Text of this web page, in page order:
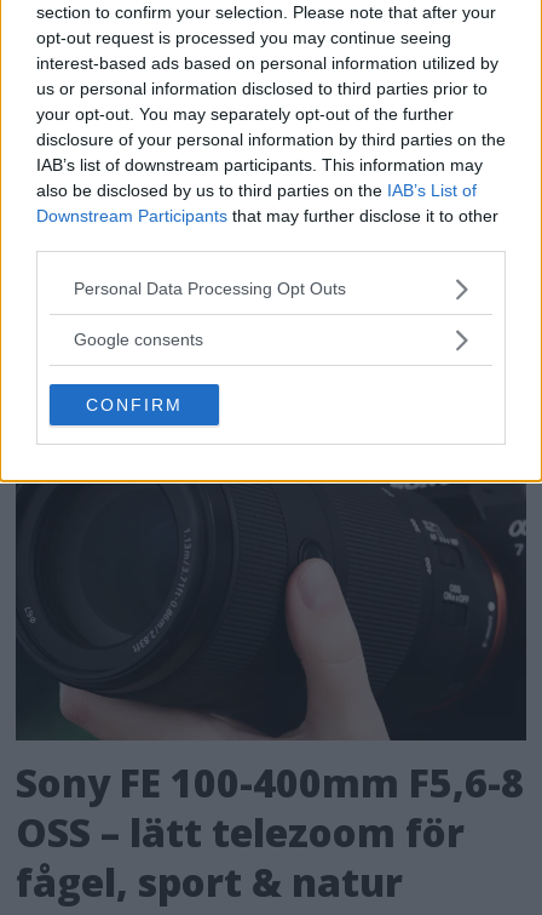
section to confirm your selection. Please note that after your
opt-out request is processed you may continue seeing
interest-based ads based on personal information utilized by
us or personal information disclosed to third parties prior to
your opt-out. You may separately opt-out of the further
disclosure of your personal information by third parties on the
IAB’s list of downstream participants. This information may
also be disclosed by us to third parties on the IAB’s List of
Downstream Participants that may further disclose it to other
Please note that this website/app uses one or more Google
not limited to your visit or usage behaviour. You may click to
use your data for below specified purposes in below Google
consent section.
Personal Data Processing Opt Outs
Google consents
CONFIRM
F3 Foto – Sveriges nya
fotodagar till Göteborg,
Lund & Stockholm
Dolby Vision 2 lanseras –
nästa generation HDR
ger bättre bild
Sony FE 100-400mm F5,6-8
OSS – lätt telezoom för
fågel, sport & natur